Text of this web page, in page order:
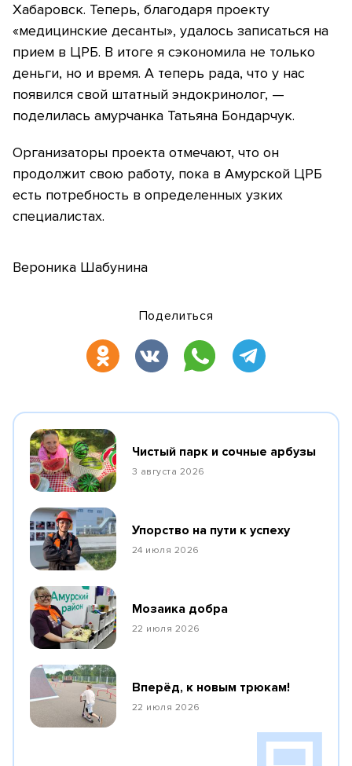
Хабаровск. Теперь, благодаря проекту
«медицинские десанты», удалось записаться на
прием в ЦРБ. В итоге я сэкономила не только
деньги, но и время. А теперь рада, что у нас
появился свой штатный эндокринолог, —
поделилась амурчанка Татьяна Бондарчук.
Организаторы проекта отмечают, что он
продолжит свою работу, пока в Амурской ЦРБ
есть потребность в определенных узких
специалистах.
Вероника Шабунина
Поделиться
Чистый парк и сочные арбузы
3 августа 2026
Упорство на пути к успеху
24 июля 2026
Мозаика добра
22 июля 2026
Вперёд, к новым трюкам!
22 июля 2026